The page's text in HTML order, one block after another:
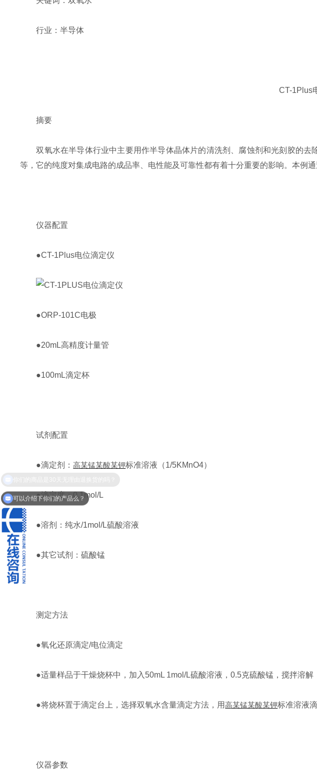
行业：半导体
CT-1Plus
摘要
双氧水在半导体行业中主要用作半导体晶体片的清洗剂、腐蚀剂和光刻胶的
等，它的纯度对集成电路的成品率、电性能及可靠性都有着十分重要的影响。本例
仪器配置
●CT-1Plus电位滴定仪
●ORP-101C电极
●20mL高精度计量管
●100mL滴定杯
试剂配置
●滴定剂：高某锰某酸某钾标准溶液（1/5KMnO4）
●滴定度：0.1mol/L
●溶剂：纯水/1mol/L硫酸溶液
●其它试剂：硫酸锰
测定方法
●氧化还原滴定/电位滴定
●适量样品于干燥烧杯中，加入50mL 1mol/L硫酸溶液，0.5克硫酸锰，搅拌溶解
●将烧杯置于滴定台上，选择双氧水含量滴定方法，用高某锰某酸某钾标准溶液
仪器参数
可以介绍下你们的产品么？